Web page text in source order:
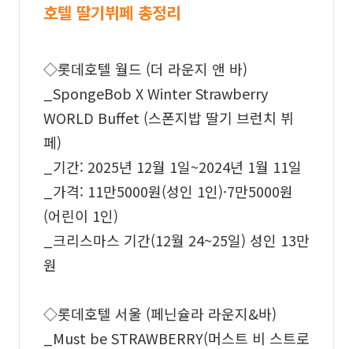
호텔 딸기뷔페 총정리
◇롯데호텔 월드 (더 라운지 앤 바)
_SpongeBob X Winter Strawberry
WORLD Buffet (스폰지밥 딸기 브런치 뷔
페)
_기간: 2025년 12월 1일~2024년 1월 11일
_가격: 11만5000원(성인 1인)·7만5000원
(어린이 1인)
_크리스마스 기간(12월 24~25일) 성인 13만
원
◇롯데호텔 서울 (페닌슐라 라운지&바)
_Must be STRAWBERRY(머스트 비 스트로